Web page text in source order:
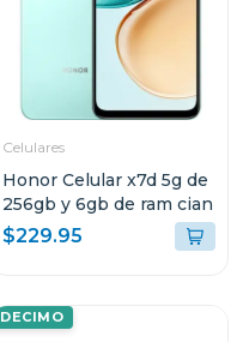
Celulares
Honor Celular x7d 5g de
256gb y 6gb de ram cian
$229.95
DECIMO